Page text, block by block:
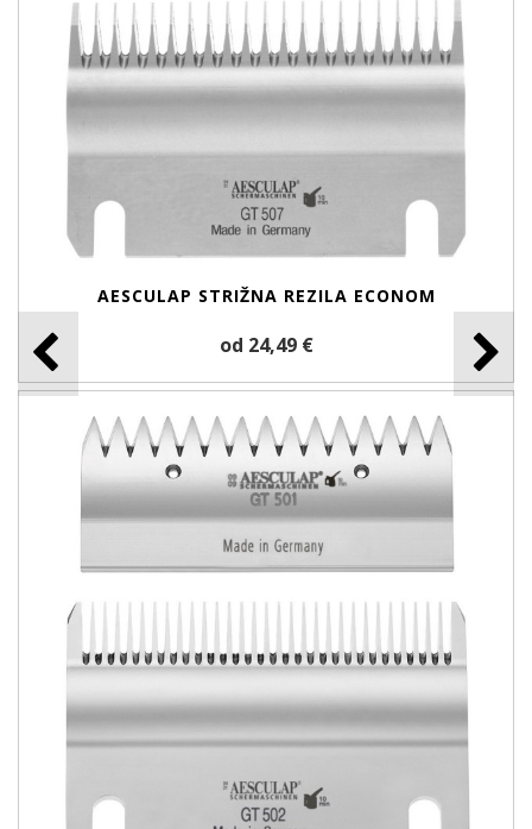
AESCULAP STRIŽNA REZILA ECONOM
od 24,49 €